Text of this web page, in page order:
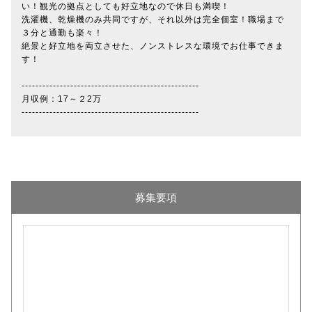
い！観光の拠点としても好立地なので休日も満喫！
洗濯機、乾燥機のみ共同ですが、それ以外は完全個室！職場まで
３分と通勤も楽々！
絶景と好立地を両立させた、ノンストレスな環境でお仕事できま
す！
---------------------------------------------------
月収例：17～２2万
---------------------------------------------------
募集要項